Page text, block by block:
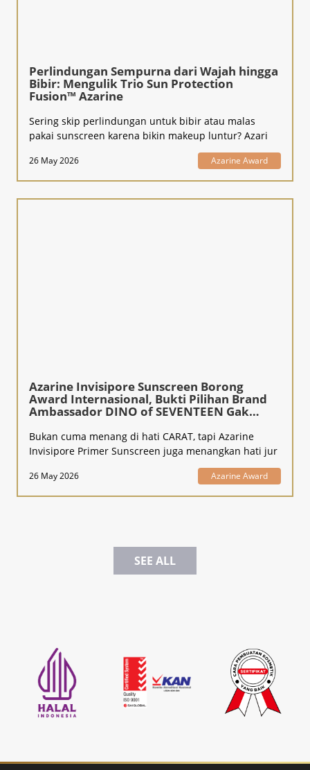
Perlindungan Sempurna dari Wajah hingga
Bibir: Mengulik Trio Sun Protection
Fusion™ Azarine
Sering skip perlindungan untuk bibir atau malas
pakai sunscreen karena bikin makeup luntur? Azari
26 May 2026 Azarine Award
Azarine Invisipore Sunscreen Borong
Award Internasional, Bukti Pilihan Brand
Ambassador DINO of SEVENTEEN Gak
Bukan cuma menang di hati CARAT, tapi Azarine
Invisipore Primer Sunscreen juga menangkan hati jur
26 May 2026 Azarine Award
SEE ALL